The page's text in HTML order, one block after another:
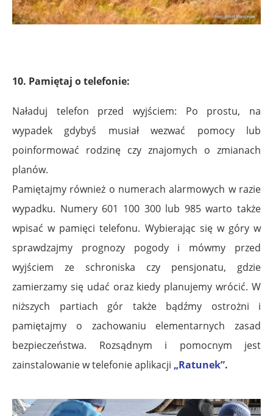
10. Pamiętaj o telefonie:
Naładuj telefon przed wyjściem: Po prostu, na
wypadek gdybyś musiał wezwać pomocy lub
poinformować rodzinę czy znajomych o zmianach
planów.
Pamiętajmy również o numerach alarmowych w razie
wypadku. Numery 601 100 300 lub 985 warto także
wpisać w pamięci telefonu. Wybierając się w góry w
sprawdzajmy prognozy pogody i mówmy przed
wyjściem ze schroniska czy pensjonatu, gdzie
zamierzamy się udać oraz kiedy planujemy wrócić. W
niższych partiach gór także bądźmy ostrożni i
pamiętajmy o zachowaniu elementarnych zasad
bezpieczeństwa. Rozsądnym i pomocnym jest
zainstalowanie w telefonie aplikacji „Ratunek”.